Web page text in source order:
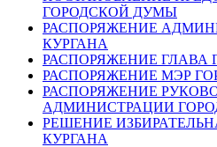
ГОРОДСКОЙ ДУМЫ
РАСПОРЯЖЕНИЕ
КУРГАНА
РАСПОРЯЖЕНИЕ ГЛАВА
РАСПОРЯЖЕНИЕ МЭР
РАСПОРЯЖЕНИЕ
АДМИНИСТРАЦИИ
РЕШЕНИЕ
КУРГАНА